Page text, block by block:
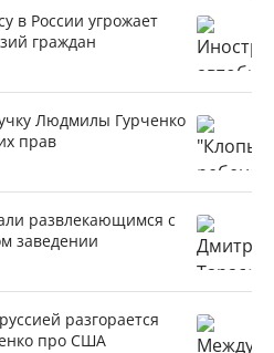
в России угрожает
граждан
Людмилы Гурченко
прав
развлекающимся с
заведении
разгорается
про США